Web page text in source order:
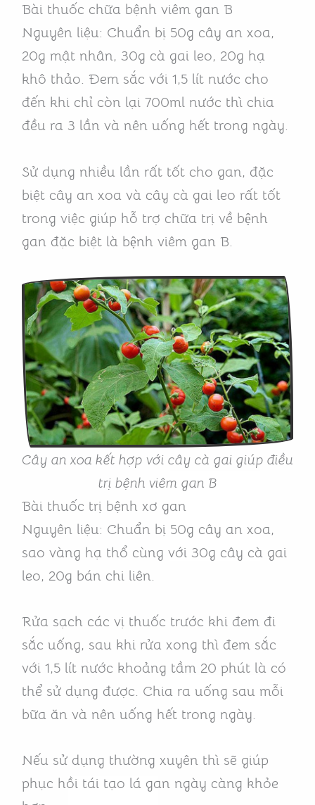
Bài thuốc chữa bệnh viêm gan B
Nguyên liệu: Chuẩn bị 50g cây an xoa,
20g mật nhân, 30g cà gai leo, 20g hạ
khô thảo. Đem sắc với 1,5 lít nước cho
đến khi chỉ còn lại 700ml nước thì chia
đều ra 3 lần và nên uống hết trong ngày.
Sử dụng nhiều lần rất tốt cho gan, đặc
biệt cây an xoa và cây cà gai leo rất tốt
trong việc giúp hỗ trợ chữa trị về bệnh
gan đặc biệt là bệnh viêm gan B.
Cây an xoa kết hợp với cây cà gai giúp điều
trị bệnh viêm gan B
Bài thuốc trị bệnh xơ gan
Nguyên liệu: Chuẩn bị 50g cây an xoa,
sao vàng hạ thổ cùng với 30g cây cà gai
leo, 20g bán chi liên.
Rửa sạch các vị thuốc trước khi đem đi
sắc uống, sau khi rửa xong thì đem sắc
với 1,5 lít nước khoảng tầm 20 phút là có
thể sử dụng được. Chia ra uống sau mỗi
bữa ăn và nên uống hết trong ngày.
Nếu sử dụng thường xuyên thì sẽ giúp
phục hồi tái tạo lá gan ngày càng khỏe